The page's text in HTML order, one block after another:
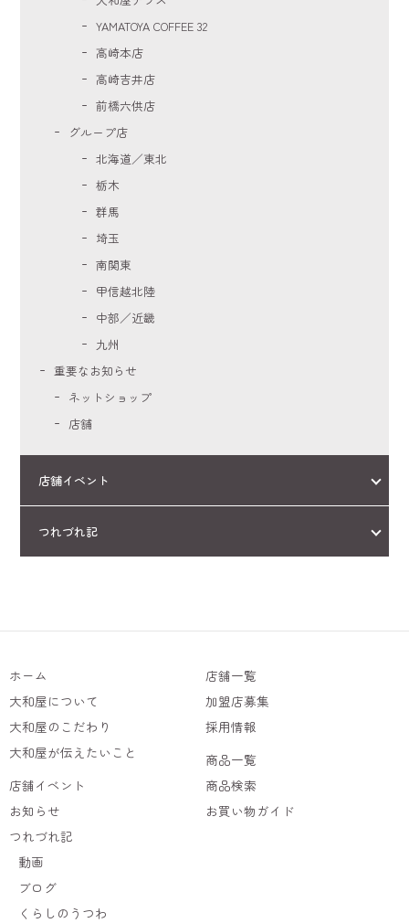
YAMATOYA COFFEE 32
高崎本店
高崎吉井店
前橋六供店
グループ店
北海道／東北
栃木
群馬
埼玉
南関東
甲信越北陸
中部／近畿
九州
重要なお知らせ
ネットショップ
店舗
店舗イベント
つれづれ記
ホーム
大和屋について
大和屋のこだわり
大和屋が伝えたいこと
店舗イベント
お知らせ
つれづれ記
動画
ブログ
くらしのうつわ
店舗一覧
加盟店募集
採用情報
商品一覧
商品検索
お買い物ガイド